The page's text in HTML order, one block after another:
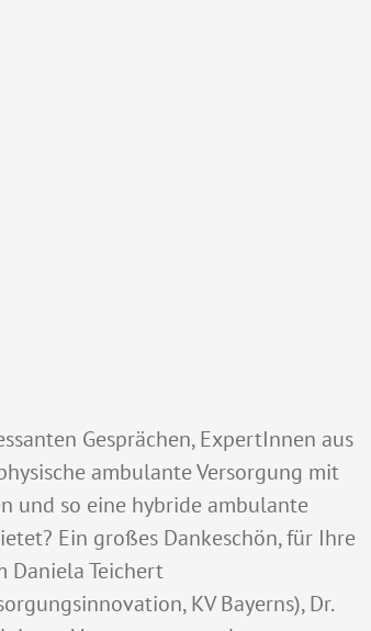
Gesprächen, ExpertInnen aus
ambulante Versorgung mit
und so eine hybride ambulante
Ein großes Dankeschön, für Ihre
Daniela Teichert
KV Bayerns), Dr.